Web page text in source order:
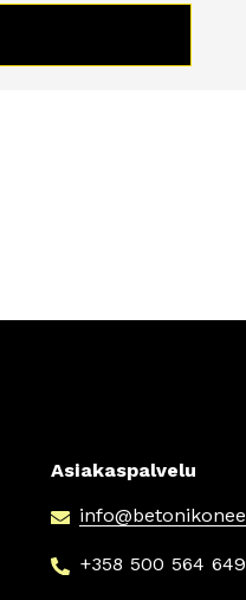
Asiakaspalvelu
info
+358 500 564 649